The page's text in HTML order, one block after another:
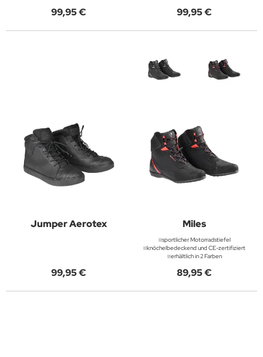
99,95 € 99,95 €
Jumper Aerotex
99,95 €
Miles
sportlicher Motorradstiefel
knöchelbedeckend und CE-zertifiziert
erhältlich in 2 Farben
89,95 €